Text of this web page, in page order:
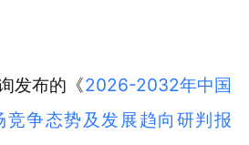
发布的《2026-2032年中国
争态势及发展趋向研判报